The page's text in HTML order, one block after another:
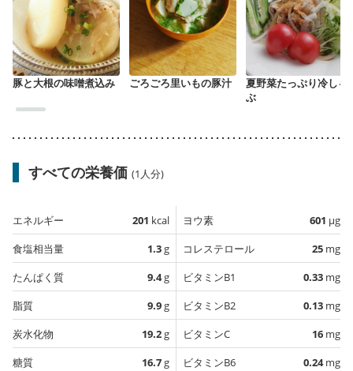
豚と大根の味噌煮込み ごろごろ里いもの豚汁
夏野菜たっぷり冷しゃ
ぶ
すべての栄養価 (1人分)
エネルギー 201 kcal
食塩相当量
1.3g
たんぱく質
9.4g
脂質
9.9g
炭水化物
19.2g
糖質
16.7g
ヨウ素 601 µg
コレステロール
25 mg
ビタミンB1
0.33 mg
ビタミンB2
0.13 mg
ビタミンC
16 mg
ビタミンB6
0.24mg